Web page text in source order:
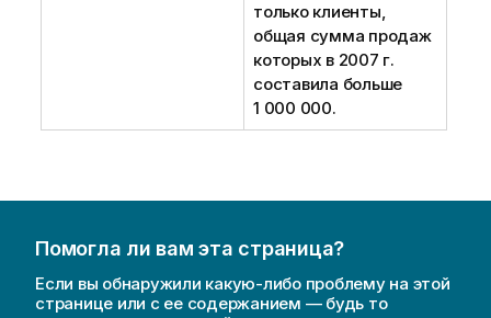
только клиенты,
общая сумма продаж
которых в 2007 г.
составила больше
1 000 000.
Помогла ли вам эта страница?
Если вы обнаружили какую-либо проблему на этой
странице или с ее содержанием — будь то